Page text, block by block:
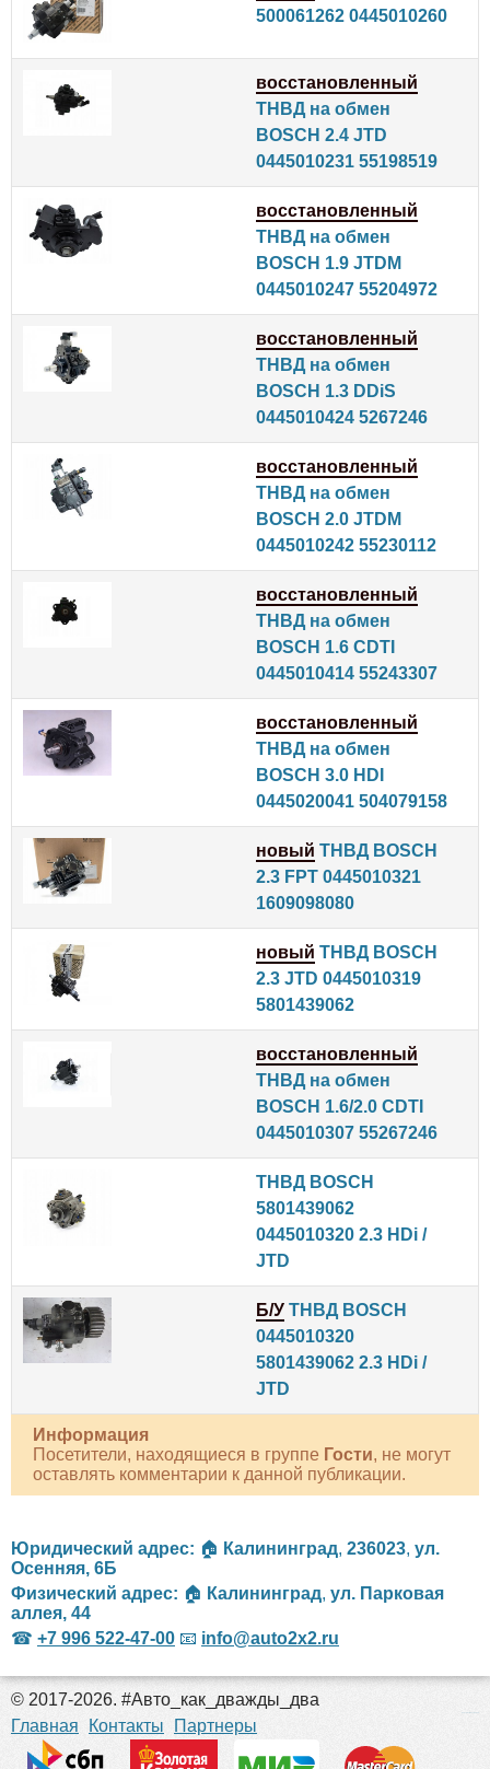
500061262 0445010260
восстановленный
ТНВД на обмен
BOSCH 2.4 JTD
0445010231 55198519
восстановленный
ТНВД на обмен
BOSCH 1.9 JTDM
0445010247 55204972
восстановленный
ТНВД на обмен
BOSCH 1.3 DDiS
0445010424 5267246
восстановленный
ТНВД на обмен
BOSCH 2.0 JTDM
0445010242 55230112
восстановленный
ТНВД на обмен
BOSCH 1.6 CDTI
0445010414 55243307
восстановленный
ТНВД на обмен
BOSCH 3.0 HDI
0445020041 504079158
новый ТНВД BOSCH
2.3 FPT 0445010321
1609098080
новый ТНВД BOSCH
2.3 JTD 0445010319
5801439062
восстановленный
ТНВД на обмен
BOSCH 1.6/2.0 CDTI
0445010307 55267246
ТНВД BOSCH
5801439062
0445010320 2.3 HDi /
JTD
Б/У ТНВД BOSCH
0445010320
5801439062 2.3 HDi /
JTD
Информация
Посетители, находящиеся в группе Гости, не могут
оставлять комментарии к данной публикации.
Юридический адрес: 🏠 Калининград, 236023, ул.
Осенняя, 6Б
Физический адрес: 🏠 Калининград, ул. Парковая
аллея, 44
☎ +7 996 522-47-00 📧 info@auto2x2.ru
© 2017-2026. #Авто_как_дважды_два
Главная
Контакты Партнеры